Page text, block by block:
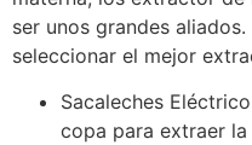
ser unos grandes
seleccionar el mejor
Sacaleches
copa para extraer